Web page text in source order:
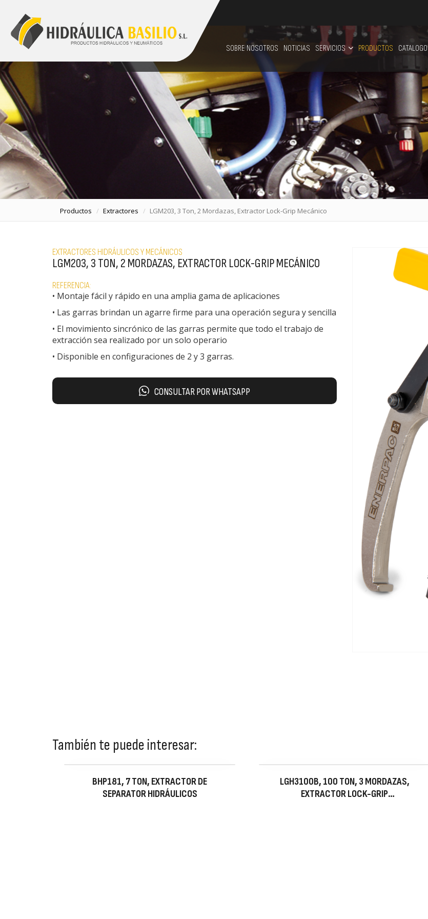
928 48 89 99
SOBRE NOSOTROS NOTICIAS SERVICIOS PRODUCTOS CATALOGO
Productos Extractores LGM203, 3 Ton, 2 Mordazas, Extractor Lock-Grip Mecánico
EXTRACTORES HIDRÁULICOS Y MECÁNICOS
LGM203, 3 TON, 2 MORDAZAS, EXTRACTOR LOCK-GRIP MECÁNICO
REFERENCIA:
• Montaje fácil y rápido en una amplia gama de aplicaciones
• Las garras brindan un agarre firme para una operación segura y sencilla
• El movimiento sincrónico de las garras permite que todo el trabajo de
extracción sea realizado por un solo operario
• Disponible en configuraciones de 2 y 3 garras.
CONSULTAR POR WHATSAPP
También te puede interesar:
BHP181, 7 TON, EXTRACTOR DE
SEPARATOR HIDRÁULICOS
LGH3100B, 100 TON, 3 MORDAZAS,
EXTRACTOR LOCK-GRIP